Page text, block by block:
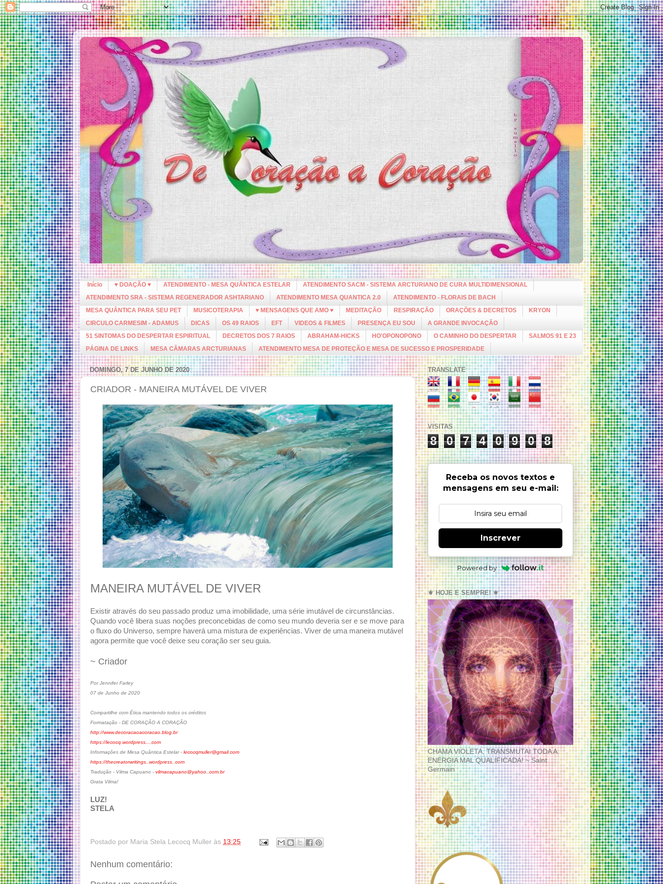
Início ♥ DOAÇÃO ♥ ATENDIMENTO - MESA QUÂNTICA ESTELAR
ATENDIMENTO SACM - SISTEMA ARCTURIANO DE CURA MULTIDIMENSIONAL
ATENDIMENTO SRA - SISTEMA REGENERADOR ASHTARIANO
ATENDIMENTO MESA QUANTICA 2.0
ATENDIMENTO - FLORAIS DE BACH
MESA QUÂNTICA PARA SEU PET
MUSICOTERAPIA ♥ MENSAGENS QUE AMO ♥ MEDITAÇÃO RESPIRAÇÃO ORAÇÕES & DECRETOS
KRYON
CIRCULO CARMESIM - ADAMUS
DICAS OS 49 RAIOS EFT VIDEOS & FILMES PRESENÇA EU SOU
A GRANDE INVOCAÇÃO
51 SINTOMAS DO DESPERTAR ESPIRITUAL
DECRETOS DOS 7 RAIOS ABRAHAM-HICKS HO'OPONOPONO O CAMINHO DO DESPERTAR
SALMOS 91 E 23
PÁGINA DE LINKS
MESA CÂMARAS ARCTURIANAS ATENDIMENTO MESA DE PROTEÇÃO E MESA DE SUCESSO E PROSPERIDADE
DOMINGO, 7 DE JUNHO DE 2020
CRIADOR - MANEIRA MUTÁVEL DE VIVER
MANEIRA MUTÁVEL DE VIVER
Existir através do seu passado produz uma imobilidade, uma série imutável de circunstâncias.
Quando você libera suas noções preconcebidas de como seu mundo deveria ser e se move para
o fluxo do Universo, sempre haverá uma mistura de experiências. Viver de uma maneira mutável
agora permite que você deixe seu coração ser seu guia.
~ Criador
Por Jennifer Farley
07 de Junho de 2020
Compartilhe com Ética mantendo todos os créditos
Formatação - DE CORAÇÃO A CORAÇÃO
http://www.decoracaoacoracao.blog.br
https://lecocq.wordpress....com
Informações de Mesa Quântica Estelar - lecocqmuller@gmail.com
https://thecreatorwritings..wordpress..com
Tradução - Vilma Capuano - vilmacapuano@yahoo..com.br
Grata Vilma!
LUZ!
STELA
Postado por Maria Stela Lecocq Muller às 13:25
Nenhum comentário:
TRANSLATE
VISITAS
8 0 7 4 0 9 0 8
Receba os novos textos e
mensagens em seu e-mail:
Inscrever
Powered by
⚜️ HOJE E SEMPRE! ⚜️
CHAMA VIOLETA, TRANSMUTAI TODA A
ENERGIA MAL QUALIFICADA! ~ Saint
Germain